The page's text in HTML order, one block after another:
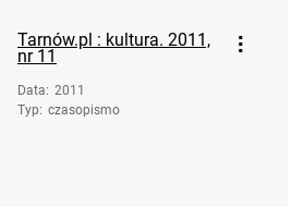
Tarnów.pl : kultura. 2011,
nr 11
Data: 2011
Typ: czasopismo